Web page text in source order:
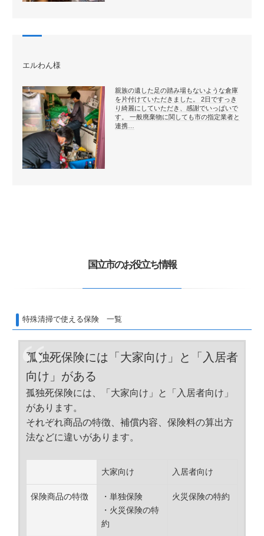
エルわん様
親族の遺した足の踏み場もないような倉庫
を片付けていただきました。 2日ですっき
り綺麗にしていただき、感謝でいっぱいで
す。 一般廃棄物に関しても市の指定業者と
連携…
国立市のお役立ち情報
特殊清掃で使える保険 一覧
孤独死保険には「大家向け」と「入居者
向け」がある
孤独死保険には、「大家向け」と「入居者向け」
があります。
それぞれ商品の特徴、補償内容、保険料の算出方
法などに違いがあります。
大家向け 入居者向け
保険商品の特徴
・単独保険
・火災保険の特
約
火災保険の特約